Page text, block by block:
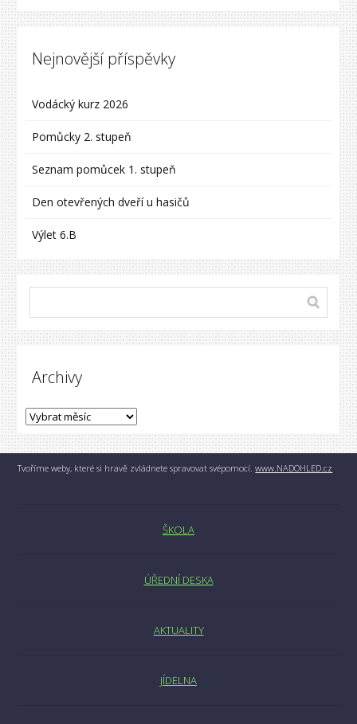
Nejnovější příspěvky
Vodácký kurz 2026
Pomůcky 2. stupeň
Seznam pomůcek 1. stupeň
Den otevřených dveří u hasičů
Výlet 6.B
Archivy
Tvoříme weby, které si hravě zvládnete spravovat svépomocí.www.NADOHLED.cz
ŠKOLA
ÚŘEDNÍ DESKA
AKTUALITY
JÍDELNA